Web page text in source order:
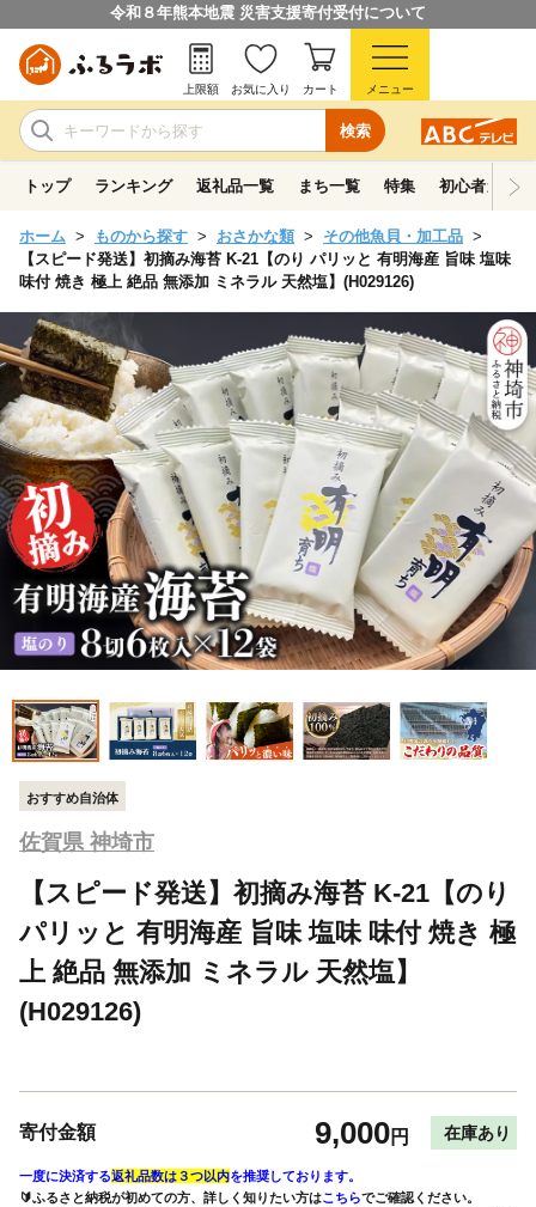
令和８年熊本地震 災害支援寄付受付について
検索
上限額 お気に入り カート メニュー
トップ ランキング 返礼品一覧 まち一覧 特集 初心者ガイド
ホーム ものから探す おさかな類
その他魚貝・加工品
【スピード発送】初摘み海苔 K-21【のり パリッと 有明海産 旨味 塩味
味付 焼き 極上 絶品 無添加 ミネラル 天然塩】(H029126)
おすすめ自治体
佐賀県 神埼市
【スピード発送】初摘み海苔 K-21【のり
パリッと 有明海産 旨味 塩味 味付 焼き 極
上 絶品 無添加 ミネラル 天然塩】
(H029126)
寄付金額 9,000円 在庫あり
一度に決済する返礼品数は３つ以内を推奨しております。
🔰ふるさと納税が初めての方、詳しく知りたい方はこちらでご確認ください。